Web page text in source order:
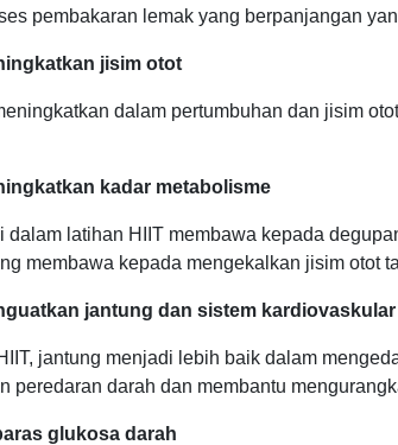
pembakaran lemak yang berpanjangan
jisim otot
dalam pertumbuhan dan jisim
kadar metabolisme
dalam latihan HIIT membawa kepada
membawa kepada mengekalkan jisim otot
jantung dan sistem kardiovaskular
jantung menjadi lebih baik dalam
peredaran darah dan membantu
glukosa darah